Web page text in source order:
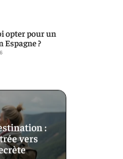
opter pour un
Espagne ?
:
vers